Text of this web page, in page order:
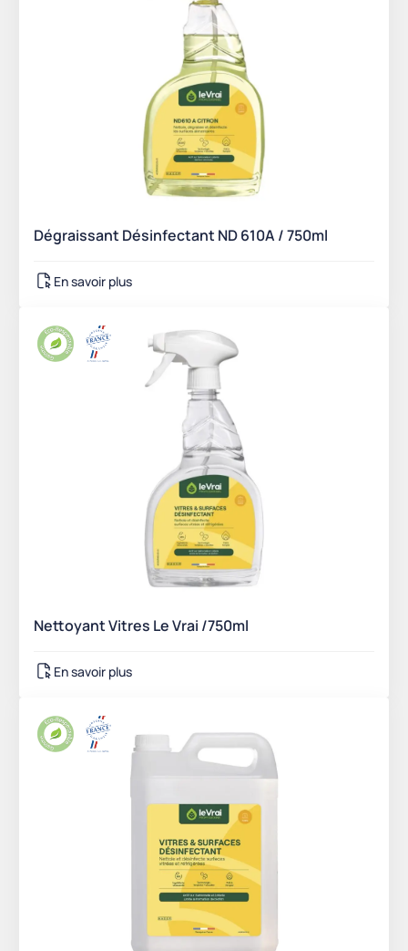
Dégraissant Désinfectant ND 610A / 750ml
En savoir plus
Nettoyant Vitres Le Vrai /750ml
En savoir plus